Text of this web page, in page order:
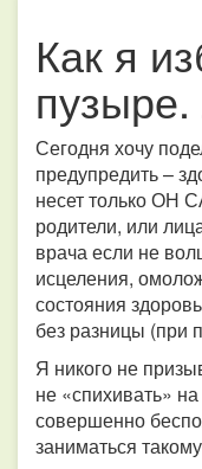
Как я
Сегодня хочу
предупредить –
несет только ОН
родители, или
врача если не
исцеления,
состояния
без разницы (при
Я никого не
не «спихивать»
совершенно
заниматься